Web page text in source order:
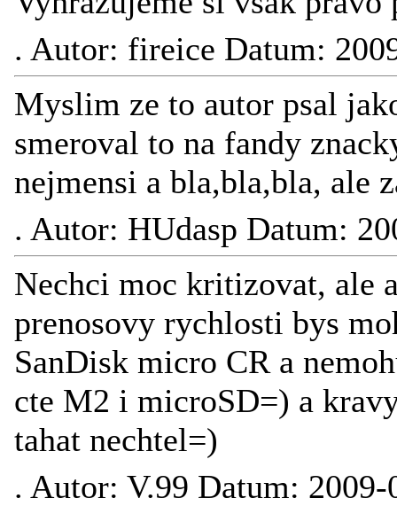
. Autor: fireice Datum:
Myslim ze to autor psal
smeroval to na fandy
nejmensi a bla,bla,bla, ale
. Autor: HUdasp Datum:
Nechci moc kritizovat, ale
prenosovy rychlosti bys
SanDisk micro CR a
cte M2 i microSD=) a
tahat nechtel=)
. Autor: V.99 Datum: